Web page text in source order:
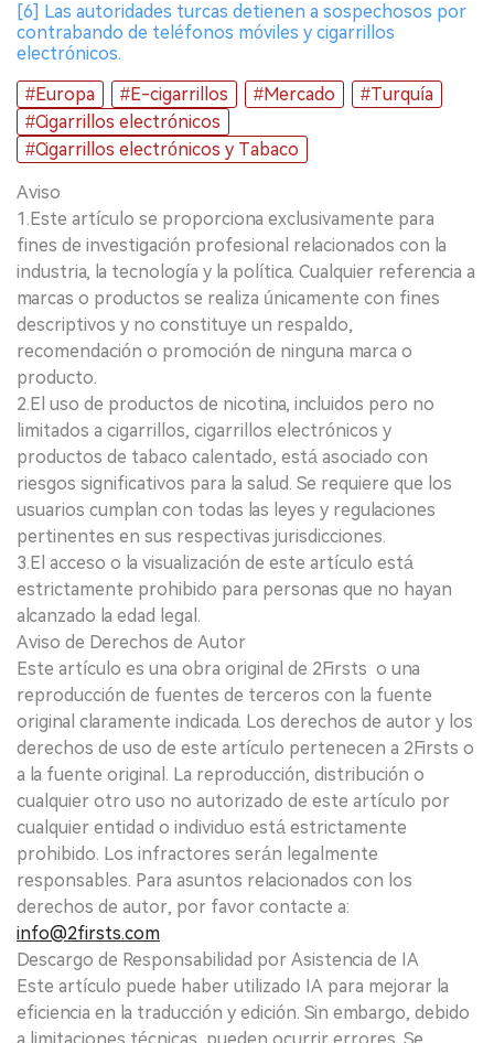
[6] Las autoridades turcas detienen a sospechosos por
contrabando de teléfonos móviles y cigarrillos
electrónicos.
#Europa
#E-cigarrillos #Mercado
#Turquía
#Cigarrillos electrónicos
#Cigarrillos electrónicos y Tabaco
Aviso
1.Este artículo se proporciona exclusivamente para
fines de investigación profesional relacionados con la
industria, la tecnología y la política. Cualquier referencia a
marcas o productos se realiza únicamente con fines
descriptivos y no constituye un respaldo,
recomendación o promoción de ninguna marca o
producto.
2.El uso de productos de nicotina, incluidos pero no
limitados a cigarrillos, cigarrillos electrónicos y
productos de tabaco calentado, está asociado con
riesgos significativos para la salud. Se requiere que los
usuarios cumplan con todas las leyes y regulaciones
pertinentes en sus respectivas jurisdicciones.
3.El acceso o la visualización de este artículo está
estrictamente prohibido para personas que no hayan
alcanzado la edad legal.
Aviso de Derechos de Autor
Este artículo es una obra original de 2Firsts o una
reproducción de fuentes de terceros con la fuente
original claramente indicada. Los derechos de autor y los
derechos de uso de este artículo pertenecen a 2Firsts o
a la fuente original. La reproducción, distribución o
cualquier otro uso no autorizado de este artículo por
cualquier entidad o individuo está estrictamente
prohibido. Los infractores serán legalmente
responsables. Para asuntos relacionados con los
derechos de autor, por favor contacte a:
info@2firsts.com
Descargo de Responsabilidad por Asistencia de IA
Este artículo puede haber utilizado IA para mejorar la
eficiencia en la traducción y edición. Sin embargo, debido